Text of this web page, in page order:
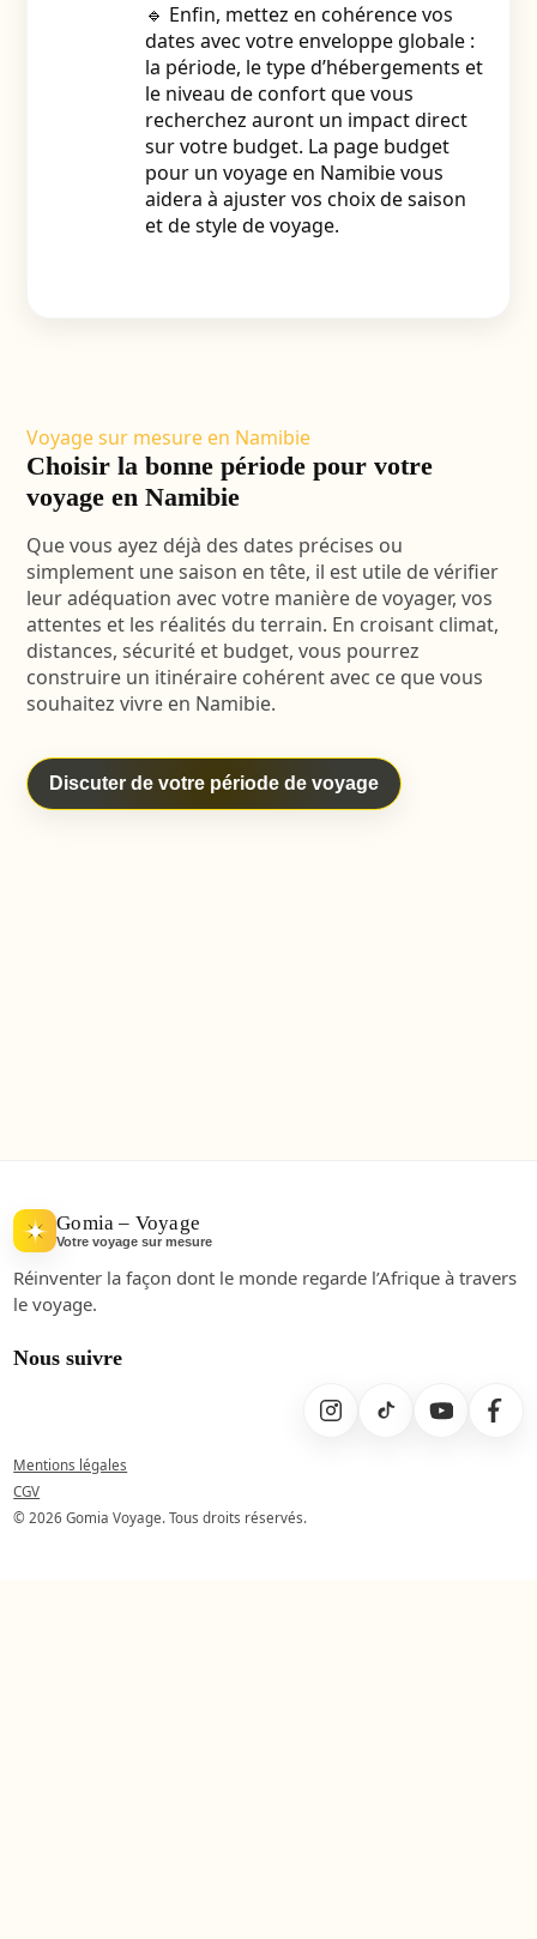
🔹 Enfin, mettez en cohérence vos
dates avec votre enveloppe globale :
la période, le type d’hébergements et
le niveau de confort que vous
recherchez auront un impact direct
sur votre budget. La page budget
pour un voyage en Namibievous
aidera à ajuster vos choix de saison
et de style de voyage.
Voyage sur mesure en Namibie
Choisir la bonne période pour votre
voyage en Namibie
Que vous ayez déjà des dates précises ou
simplement une saison en tête, il est utile de vérifier
leur adéquation avec votre manière de voyager, vos
attentes et les réalités du terrain. En croisant climat,
distances, sécurité et budget, vous pourrez
construire un itinéraire cohérent avec ce que vous
souhaitez vivre en Namibie.
Discuter de votre période de voyage
Gomia – Voyage
Votre voyage sur mesure
Réinventer la façon dont le monde regarde l’Afrique à travers
le voyage.
Nous suivre
Mentions légales
CGV
© 2026 Gomia Voyage. Tous droits réservés.